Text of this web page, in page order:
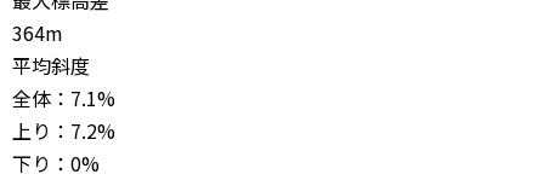
364m
平均斜度
全体：7.1%
上り：7.2%
下り：0%